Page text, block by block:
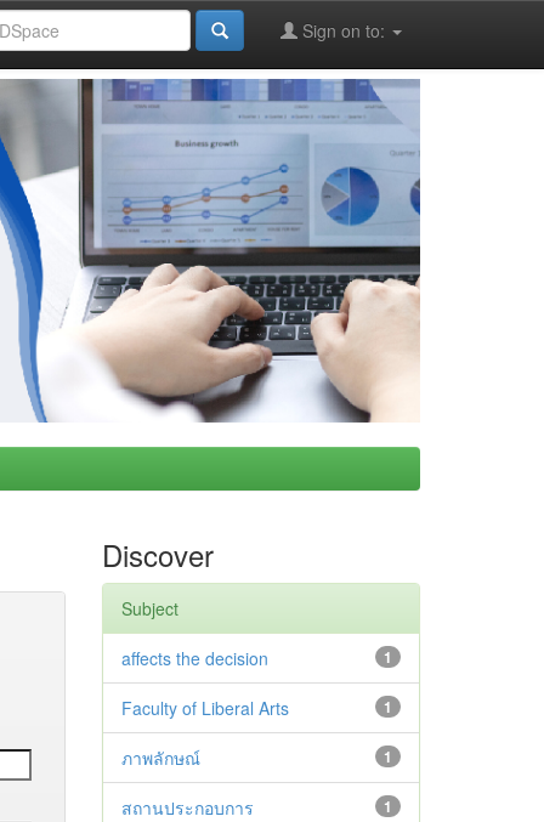
Sign on to:
Discover
Subject
1
affects the decision
1
Faculty of Liberal Arts
1
ภาพลักษณ์
1
สถานประกอบการ